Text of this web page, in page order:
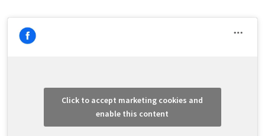
Click to accept marketing cookies and
enable this content